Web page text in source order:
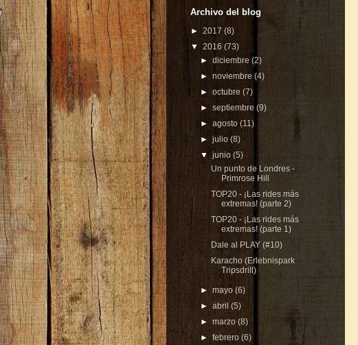
Archivo del blog
► 2017 (8)
▼ 2016 (73)
►diciembre(2)
►noviembre(4)
►octubre(7)
►septiembre(9)
►agosto(11)
►julio(8)
▼junio(5)
Un punto de Londres -
Primrose Hill
TOP20 - ¡Las rides más
extremas! (parte 2)
TOP20 - ¡Las rides más
extremas! (parte 1)
Dale al PLAY (#10)
Karacho (Erlebnispark
Tripsdrill)
►mayo(6)
►abril(5)
►marzo(8)
►febrero(6)